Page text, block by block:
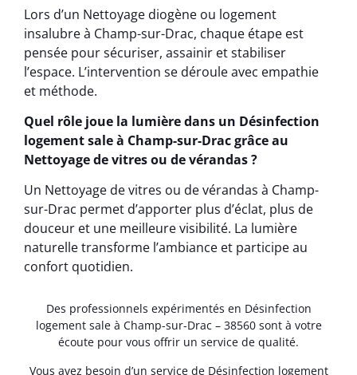
Lors d’un Nettoyage diogène ou logement
insalubre à Champ-sur-Drac, chaque étape est
pensée pour sécuriser, assainir et stabiliser
l’espace. L’intervention se déroule avec empathie
et méthode.
Quel rôle joue la lumière dans un Désinfection
logement sale à Champ-sur-Drac grâce au
Nettoyage de vitres ou de vérandas ?
Un Nettoyage de vitres ou de vérandas à Champ-
sur-Drac permet d’apporter plus d’éclat, plus de
douceur et une meilleure visibilité. La lumière
naturelle transforme l’ambiance et participe au
confort quotidien.
Des professionnels expérimentés en Désinfection
logement sale à Champ-sur-Drac – 38560 sont à votre
écoute pour vous offrir un service de qualité.
Vous avez besoin d’un service de Désinfection logement